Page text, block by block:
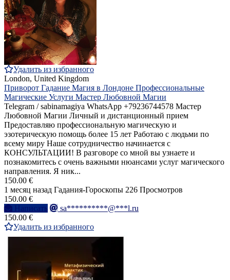
Удалить из избранного
London, United Kingdom
Приворот Гадание Магия в Лондоне Профессиональные
Магические Услуги Мастер Любовной Магии
Telegram / sabinamagiya WhatsApp +79236744578 Мастер
Любовной Магии Личный и дистанционный прием
Предоставляю профессиональную магическую и
эзотерическую помощь более 15 лет Работаю с людьми по
всему миру Наше сотрудничество начинается с
КОНСУЛЬТАЦИИ! В разговоре со мной вы узнаете и
познакомитесь с очень важными нюансами услуг магического
направления. Я ник...
150.00 €
1 месяц назад Гадания-Гороскопы 226 Просмотров
150.00 €
Написать
sa**********@***l.ru
150.00 €
Удалить из избранного